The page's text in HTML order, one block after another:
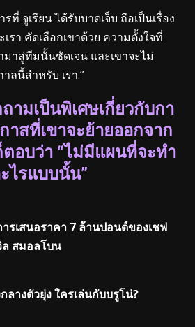
รที่ จูเรียน ได้รับบาดเจ็บ ถือเป็นเรื่อง
รา คัดเลือกเขาด้วย ความตั้งใจที่
มาสู่ทีมนั้นชัดเจน และเขาจะไม่
ลนี้สำหรับ เรา.”
ามเป็นพิเศษเกี่ยวกับกา
าสที่เขาจะย้ายออกจาก
อบว่า “ไม่มีแผนที่จะทำ
ไรแบบนั้น”
รเสนอราคา 7 ล้านปอนด์ของเชฟ
ล สมอลโบน
างตัวยุ่ง ใครเล่นกับบรูโน่?